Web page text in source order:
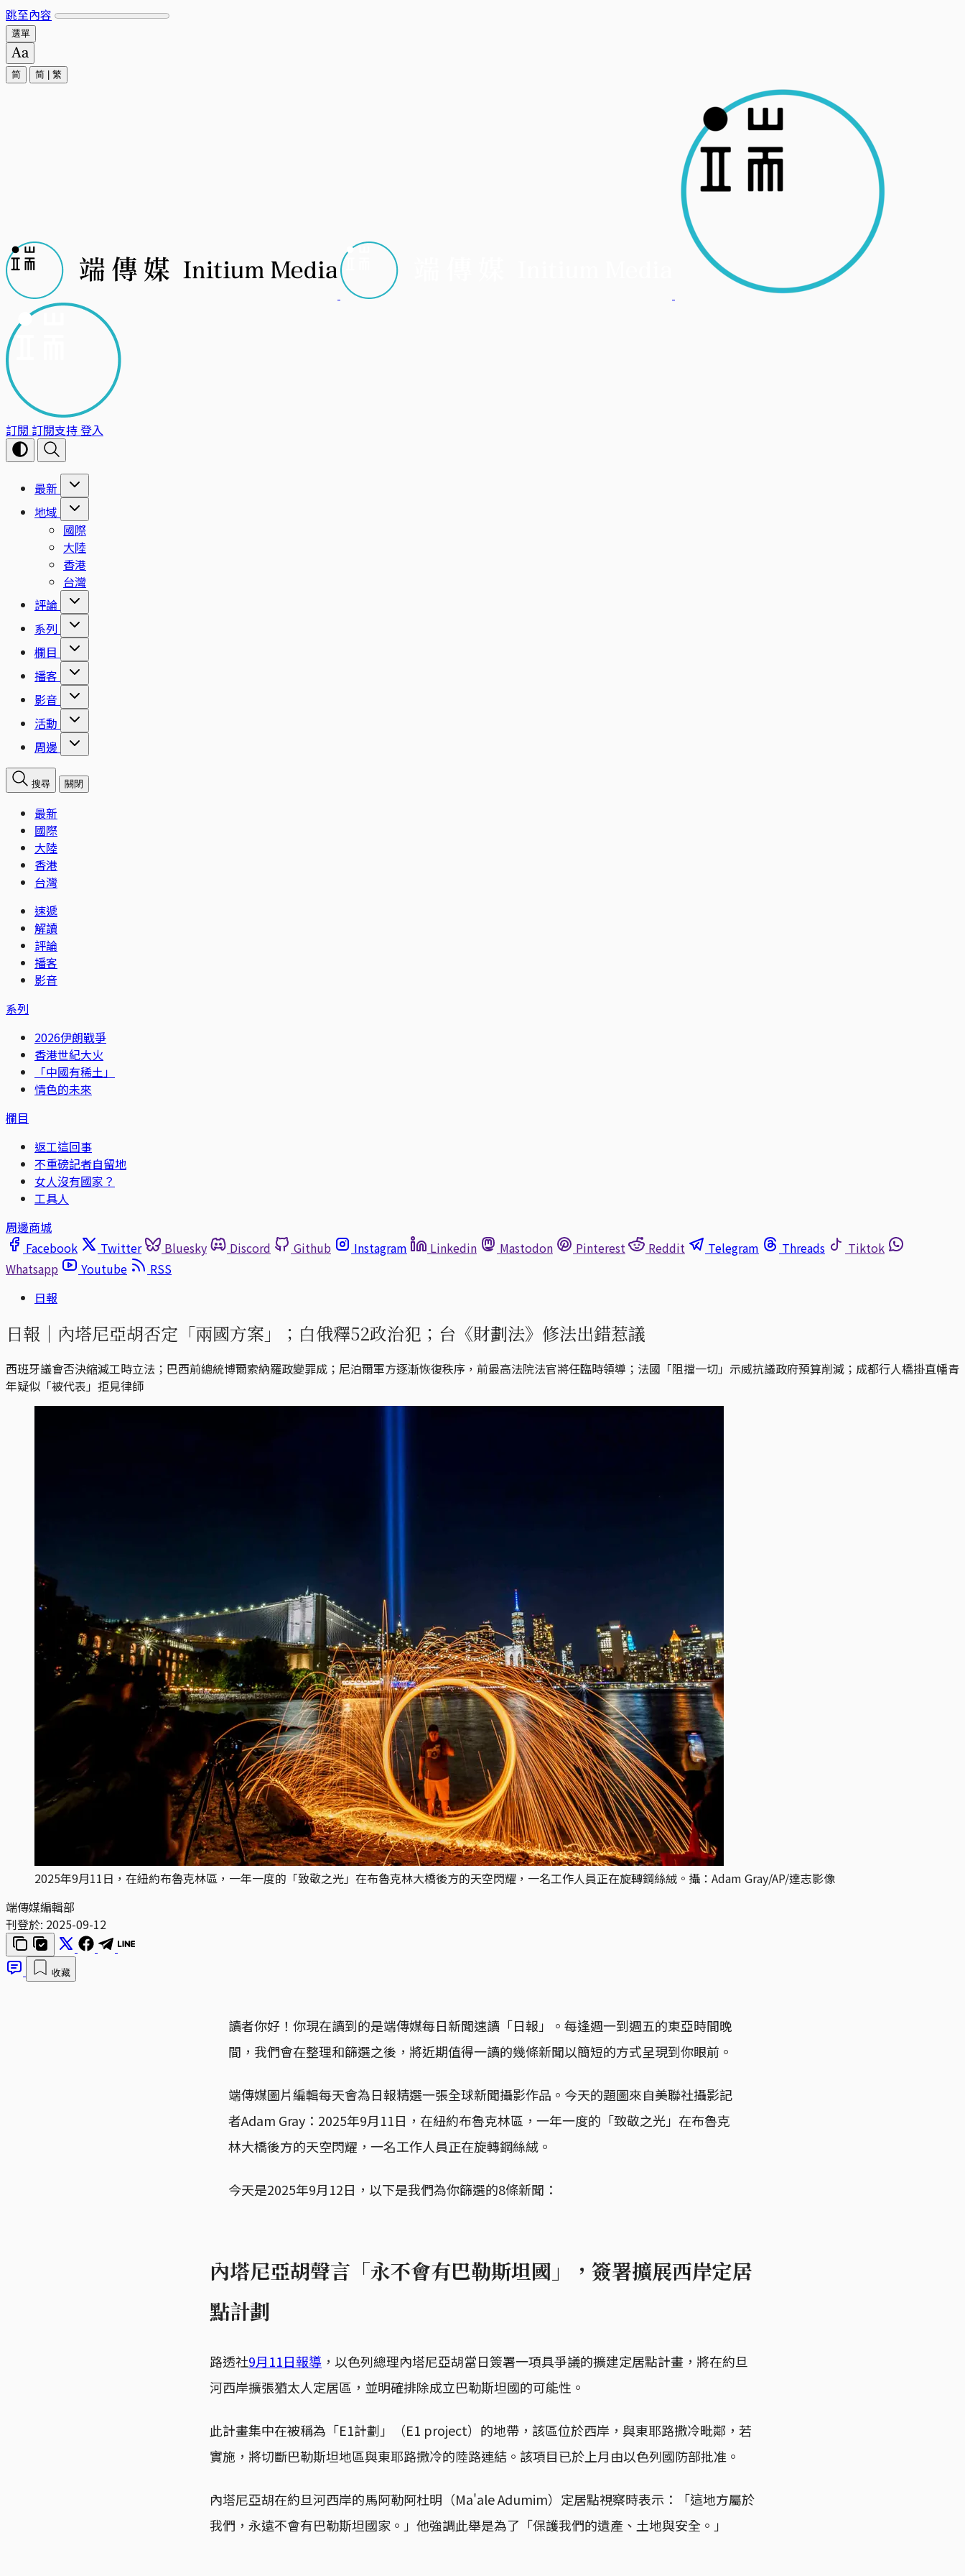
跳至內容
選單
简 简 繁
訂閱 訂閱支持登入
最新
地域
國際
大陸
香港
台灣
評論
系列
欄目
播客
影音
活動
周邊
搜尋 關閉
最新
國際
大陸
香港
台灣
速遞
解讀
評論
播客
影音
系列
2026伊朗戰爭
香港世紀大火
「中國有稀土」
情色的未來
欄目
返工這回事
不重磅記者自留地
女人沒有國家？
工具人
周邊商城
Facebook
Twitter Bluesky Discord Github Instagram Linkedin Mastodon Pinterest Reddit Telegram Threads
Tiktok
Whatsapp
Youtube
RSS
日報
日報｜內塔尼亞胡否定「兩國方案」；白俄釋52政治犯；台《財劃法》修法出錯惹議
西班牙議會否決縮減工時立法；巴西前總統博爾索納羅政變罪成；尼泊爾軍方逐漸恢復秩序，前最高法院法官將任臨時領導；法國「阻擋一切」示威抗議政府預算削減；成都行人橋掛直幡青
年疑似「被代表」拒見律師
2025年9月11日，在紐約布魯克林區，一年一度的「致敬之光」在布魯克林大橋後方的天空閃耀，一名工作人員正在旋轉鋼絲絨。攝：Adam Gray/AP/達志影像
端傳媒編輯部
刊登於: 2025-09-12
收藏
讀者你好！你現在讀到的是端傳媒每日新聞速讀「日報」。每逢週一到週五的東亞時間晚
間，我們會在整理和篩選之後，將近期值得一讀的幾條新聞以簡短的方式呈現到你眼前。
端傳媒圖片編輯每天會為日報精選一張全球新聞攝影作品。今天的題圖來自美聯社攝影記
者Adam Gray：2025年9月11日，在紐約布魯克林區，一年一度的「致敬之光」在布魯克
林大橋後方的天空閃耀，一名工作人員正在旋轉鋼絲絨。
今天是2025年9月12日，以下是我們為你篩選的8條新聞：
內塔尼亞胡聲言「永不會有巴勒斯坦國」，簽署擴展西岸定居
點計劃
路透社9月11日報導 ，以色列總理內塔尼亞胡當日簽署一項具爭議的擴建定居點計畫，將在約旦
河西岸擴張猶太人定居區，並明確排除成立巴勒斯坦國的可能性。
此計畫集中在被稱為「E1計劃」（E1 project）的地帶，該區位於西岸，與東耶路撒冷毗鄰，若
實施，將切斷巴勒斯坦地區與東耶路撒冷的陸路連結。該項目已於上月由以色列國防部批准。
內塔尼亞胡在約旦河西岸的馬阿勒阿杜明（Ma'ale Adumim）定居點視察時表示：「這地方屬於
我們，永遠不會有巴勒斯坦國家。」他強調此舉是為了「保護我們的遺產、土地與安全。」